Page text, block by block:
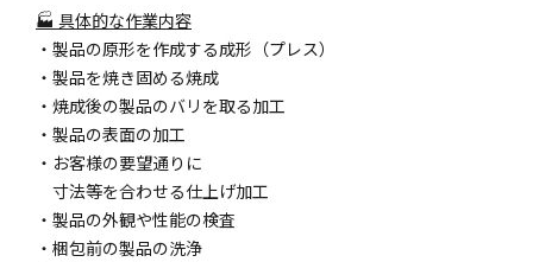
🏭 具体的な作業内容
・製品の原形を作成する成形（プレス）
・製品を焼き固める焼成
・焼成後の製品のバリを取る加工
・製品の表面の加工
・お客様の要望通りに
寸法等を合わせる仕上げ加工
・製品の外観や性能の検査
・梱包前の製品の洗浄